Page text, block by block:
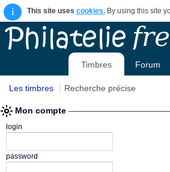
i This site uses cookies.By using this site
Timbres Forum
Les timbres Recherche précise
Mon compte
login
password